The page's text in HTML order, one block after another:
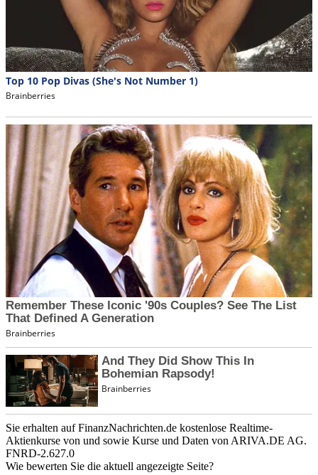
Sie erhalten auf FinanzNachrichten.de kostenlose Realtime-
Aktienkurse von und sowie Kurse und Daten von ARIVA.DE AG.
FNRD-2.627.0
Wie bewerten Sie die aktuell angezeigte Seite?